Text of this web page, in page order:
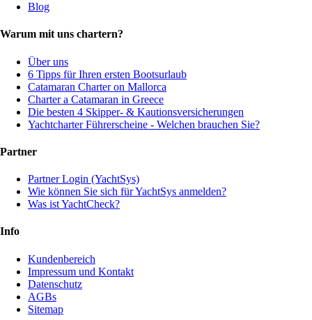
Blog
Warum mit uns chartern?
Über uns
6 Tipps für Ihren ersten Bootsurlaub
Catamaran Charter on Mallorca
Charter a Catamaran in Greece
Die besten 4 Skipper- & Kautionsversicherungen
Yachtcharter Führerscheine - Welchen brauchen Sie?
Partner
Partner Login (YachtSys)
Wie können Sie sich für YachtSys anmelden?
Was ist YachtCheck?
Info
Kundenbereich
Impressum und Kontakt
Datenschutz
AGBs
Sitemap